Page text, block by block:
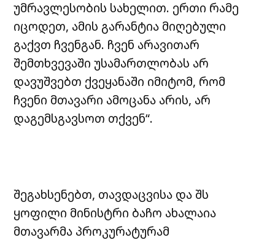
უმრავლესობის სახელით. ერთი რამე
იცოდეთ, ამის გარანტია მიღებული
გაქვთ ჩვენგან. ჩვენ არავითარ
შემთხვევაში უსამართლობას არ
დავუშვებთ ქვეყანაში იმიტომ, რომ
ჩვენი მთავარი ამოცანა არის, არ
დაგემსგავსოთ თქვენ“.
შეგახსენებთ, თავდაცვისა და შს
ყოფილი მინისტრი ბაჩო ახალაია
მთავარმა პროკურატურამ